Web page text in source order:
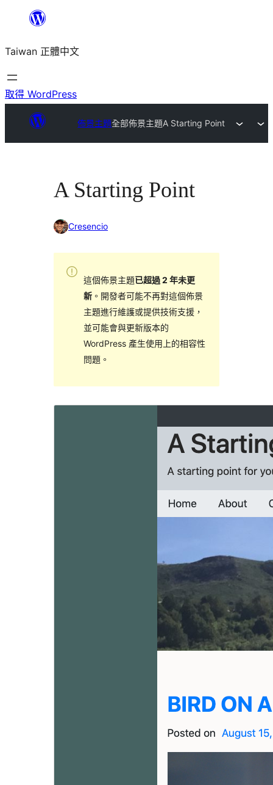
主
要
內
Taiwan 正體中文
取得 WordPress
佈景主題全部佈景主題A Starting Point
A Starting Point
Cresencio
這個佈景主題已超過 2 年未更
新。開發者可能不再對這個佈景
主題進行維護或提供技術支援，
並可能會與更新版本的
WordPress 產生使用上的相容性
問題。